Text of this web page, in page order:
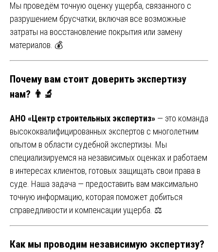
Мы проведём точную оценку ущерба, связанного с
разрушением брусчатки, включая все возможные
затраты на восстановление покрытия или замену
материалов. 💰
Почему вам стоит доверить экспертизу
нам? 👨‍🔬
АНО «Центр строительных экспертиз» — это команда
высококвалифицированных экспертов с многолетним
опытом в области судебной экспертизы. Мы
специализируемся на независимых оценках и работаем
в интересах клиентов, готовых защищать свои права в
суде. Наша задача — предоставить вам максимально
точную информацию, которая поможет добиться
справедливости и компенсации ущерба. ⚖️
Как мы проводим независимую экспертизу?